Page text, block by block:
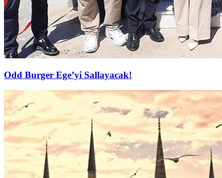
Odd Burger Ege’yi Sallayacak!